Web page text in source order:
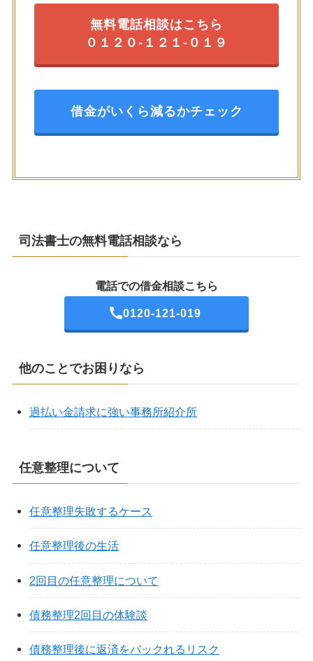
無料電話相談はこちら
０１２０-１２１-０１９
借金がいくら減るかチェック
司法書士の無料電話相談なら
電話での借金相談こちら
0120-121-019
他のことでお困りなら
過払い金請求に強い事務所紹介所
任意整理について
任意整理失敗するケース
任意整理後の生活
2回目の任意整理について
債務整理2回目の体験談
債務整理後に返済をバックれるリスク